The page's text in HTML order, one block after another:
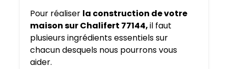
Pour réaliser la construction de votre
maison sur Chalifert 77144,il faut
plusieurs ingrédients essentiels sur
chacun desquels nous pourrons vous
aider.